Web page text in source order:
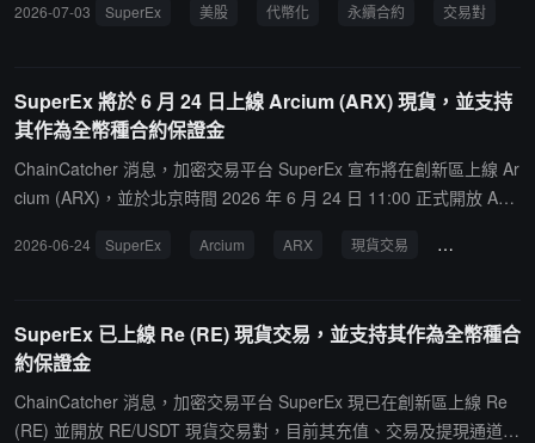
模式。用戶可以透過 Web、APP 進行交易體驗。
2026-07-03 SuperEx 美股 代幣化 永續合約 交易對
SuperEx 將於 6 月 24 日上線 Arcium (ARX) 現貨，並支持
其作為全幣種合約保證金
ChainCatcher 消息，加密交易平台 SuperEx 宣布將在創新區上線 Ar
cium (ARX)，並於北京時間 2026 年 6 月 24 日 11:00 正式開放 AR
期開放。此外，ARX 現已同步納入該平台全幣種合約保證金的支持範
智慧等領域的應用提供加密共享狀態與加密計算功能。
2026-06-24 SuperEx Arcium ARX 現貨交易 去中心化網絡
SuperEx 已上線 Re (RE) 現貨交易，並支持其作為全幣種合
約保證金
ChainCatcher 消息，加密交易平台 SuperEx 現已在創新區上線 Re
(RE) 並開放 RE/USDT 現貨交易對，目前其充值、交易及提現通道均